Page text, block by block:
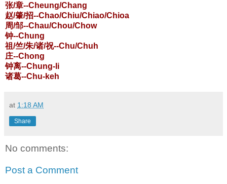
张/章--Cheung/Chang
赵/肇/招--Chao/Chiu/Chiao/Chioa
周/邹--Chau/Chou/Chow
钟--Chung
祖/竺/朱/诸/祝--Chu/Chuh
庄--Chong
钟离--Chung-li
诸葛--Chu-keh
at 1:18 AM
Share
No comments:
Post a Comment